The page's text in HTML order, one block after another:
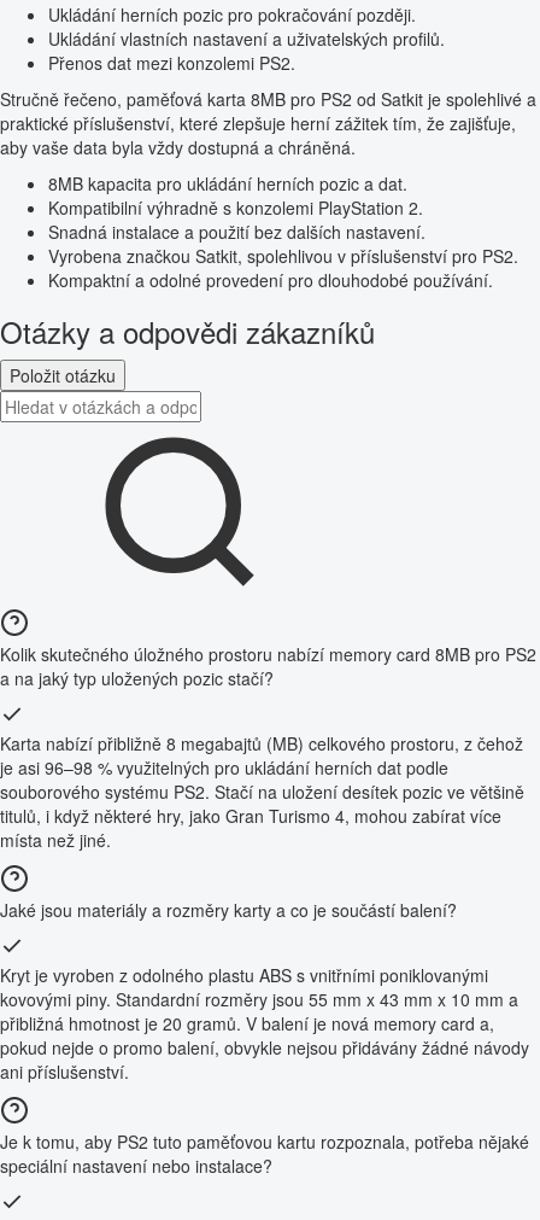
Ukládání herních pozic pro pokračování později.
Ukládání vlastních nastavení a uživatelských profilů.
Přenos dat mezi konzolemi PS2.
Stručně řečeno, paměťová karta 8MB pro PS2 od Satkit je spolehlivé a
praktické příslušenství, které zlepšuje herní zážitek tím, že zajišťuje,
aby vaše data byla vždy dostupná a chráněná.
8MB kapacita pro ukládání herních pozic a dat.
Kompatibilní výhradně s konzolemi PlayStation 2.
Snadná instalace a použití bez dalších nastavení.
Vyrobena značkou Satkit, spolehlivou v příslušenství pro PS2.
Kompaktní a odolné provedení pro dlouhodobé používání.
Otázky a odpovědi zákazníků
Položit otázku
Kolik skutečného úložného prostoru nabízí memory card 8MB pro PS2
a na jaký typ uložených pozic stačí?
Karta nabízí přibližně 8 megabajtů (MB) celkového prostoru, z čehož
je asi 96–98 % využitelných pro ukládání herních dat podle
souborového systému PS2. Stačí na uložení desítek pozic ve většině
titulů, i když některé hry, jako Gran Turismo 4, mohou zabírat více
místa než jiné.
Jaké jsou materiály a rozměry karty a co je součástí balení?
Kryt je vyroben z odolného plastu ABS s vnitřními poniklovanými
kovovými piny. Standardní rozměry jsou 55 mm x 43 mm x 10 mm a
přibližná hmotnost je 20 gramů. V balení je nová memory card a,
pokud nejde o promo balení, obvykle nejsou přidávány žádné návody
ani příslušenství.
Je k tomu, aby PS2 tuto paměťovou kartu rozpoznala, potřeba nějaké
speciální nastavení nebo instalace?